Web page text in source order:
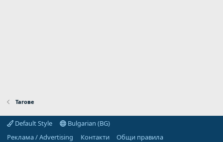
Тагове
Default Style
Bulgarian (BG)
Реклама / Advertising
Контакти
Общи правила